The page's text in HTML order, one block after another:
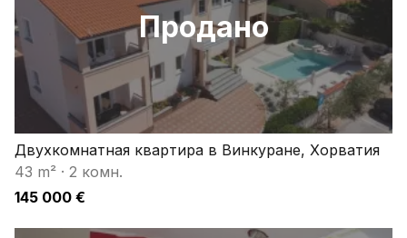
Продано
Двухкомнатная квартира в Винкуране, Хорватия
43 m² · 2 комн.
145 000 €